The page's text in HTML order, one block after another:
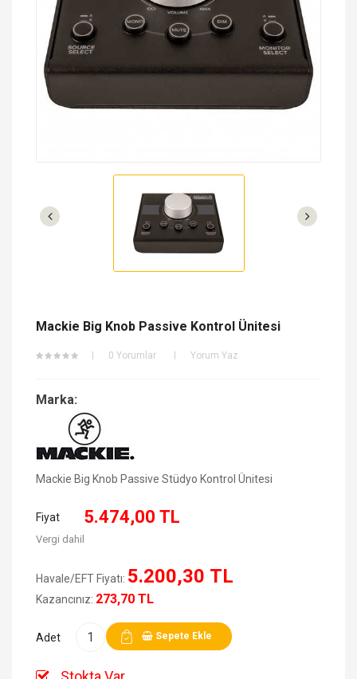
Mackie Big Knob Passive Kontrol Ünitesi
0 Yorumlar Yorum Yaz
Marka:
Mackie Big Knob Passive Stüdyo Kontrol Ünitesi
Fiyat 5.474,00 TL
Vergi dahil
Havale/EFT Fiyatı: 5.200,30 TL
Kazancınız: 273,70 TL
Adet Sepete Ekle